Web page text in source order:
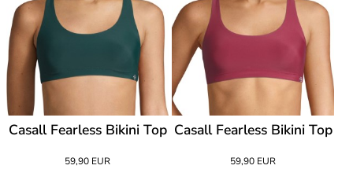
Casall Fearless Bikini Top
59,90 EUR
Casall Fearless Bikini Top
59,90 EUR